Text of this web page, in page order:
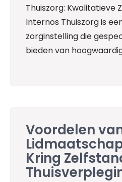
Thuiszorg: Kwalitatieve
Internos Thuiszorg is
zorginstelling die
bieden van
Voordelen
Kring